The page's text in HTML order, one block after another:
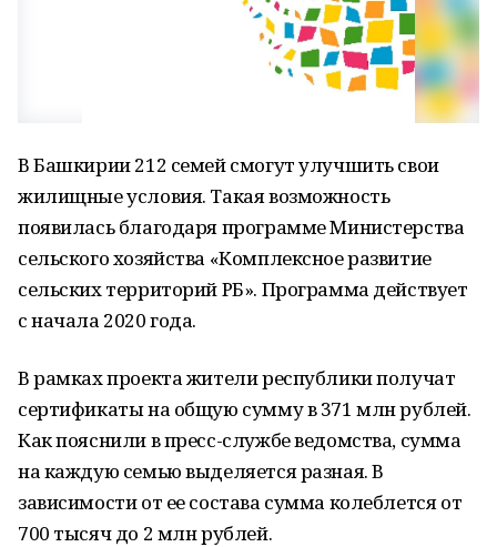
В Башкирии 212 семей смогут улучшить свои
жилищные условия. Такая возможность
появилась благодаря программе Министерства
сельского хозяйства «Комплексное развитие
сельских территорий РБ». Программа действует
с начала 2020 года.
В рамках проекта жители республики получат
сертификаты на общую сумму в 371 млн рублей.
Как пояснили в пресс-службе ведомства, сумма
на каждую семью выделяется разная. В
зависимости от ее состава сумма колеблется от
700 тысяч до 2 млн рублей.